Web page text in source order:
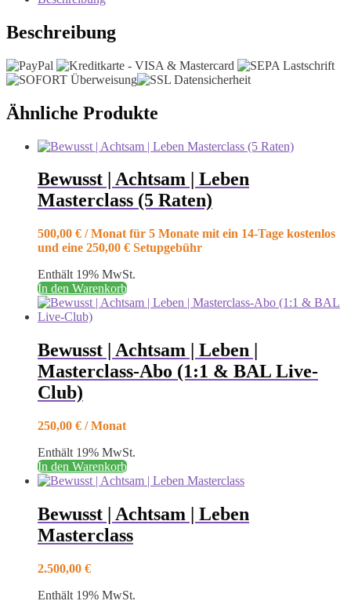
Beschreibung
Ähnliche Produkte
Bewusst | Achtsam | Leben
Masterclass (5 Raten)
500,00 € / Monat für 5 Monate mit ein 14-Tage kostenlos
und eine 250,00 € Setupgebühr
Enthält 19% MwSt.
In den Warenkorb
Bewusst | Achtsam | Leben |
Masterclass-Abo (1:1 & BAL Live-
Club)
250,00 € / Monat
Enthält 19% MwSt.
In den Warenkorb
Bewusst | Achtsam | Leben
Masterclass
2.500,00 €
Enthält 19% MwSt.